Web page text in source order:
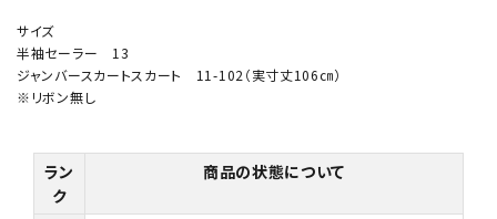
サイズ
半袖セーラー 13
ジャンバースカートスカート 11-102（実寸丈106㎝）
※リボン無し
ラン
ク
商品の状態について